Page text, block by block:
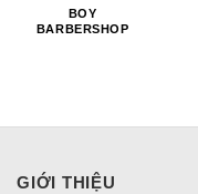
BOY
BARBERSHOP
GIỚI THIỆU